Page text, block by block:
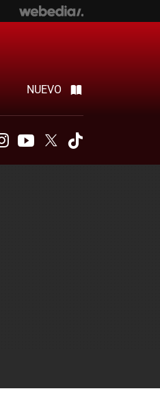
NUEVO
InstagramYoutubeTwitter